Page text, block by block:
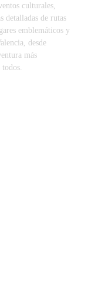
culturales,
detalladas de rutas
emblemáticos y
desde
más